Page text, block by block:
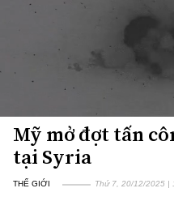
Mỹ mở đợt tấn
tại Syria
THẾ GIỚI Thứ 7, 20/12/2025 |